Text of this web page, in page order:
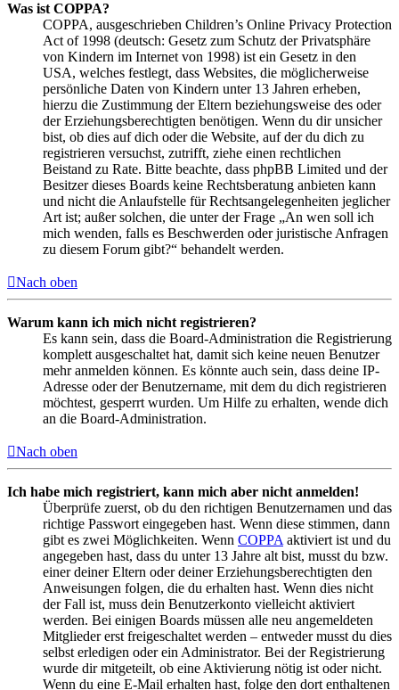
Was ist COPPA?
COPPA, ausgeschrieben Children’s Online Privacy Protection
Act of 1998 (deutsch: Gesetz zum Schutz der Privatsphäre
von Kindern im Internet von 1998) ist ein Gesetz in den
USA, welches festlegt, dass Websites, die möglicherweise
persönliche Daten von Kindern unter 13 Jahren erheben,
hierzu die Zustimmung der Eltern beziehungsweise des oder
der Erziehungsberechtigten benötigen. Wenn du dir unsicher
bist, ob dies auf dich oder die Website, auf der du dich zu
registrieren versuchst, zutrifft, ziehe einen rechtlichen
Beistand zu Rate. Bitte beachte, dass phpBB Limited und der
Besitzer dieses Boards keine Rechtsberatung anbieten kann
und nicht die Anlaufstelle für Rechtsangelegenheiten jeglicher
Art ist; außer solchen, die unter der Frage „An wen soll ich
mich wenden, falls es Beschwerden oder juristische Anfragen
zu diesem Forum gibt?“ behandelt werden.
Nach oben
Warum kann ich mich nicht registrieren?
Es kann sein, dass die Board-Administration die Registrierung
komplett ausgeschaltet hat, damit sich keine neuen Benutzer
mehr anmelden können. Es könnte auch sein, dass deine IP-
Adresse oder der Benutzername, mit dem du dich registrieren
möchtest, gesperrt wurden. Um Hilfe zu erhalten, wende dich
an die Board-Administration.
Nach oben
Ich habe mich registriert, kann mich aber nicht anmelden!
Überprüfe zuerst, ob du den richtigen Benutzernamen und das
richtige Passwort eingegeben hast. Wenn diese stimmen, dann
gibt es zwei Möglichkeiten. Wenn COPPA aktiviert ist und du
angegeben hast, dass du unter 13 Jahre alt bist, musst du bzw.
einer deiner Eltern oder deiner Erziehungsberechtigten den
Anweisungen folgen, die du erhalten hast. Wenn dies nicht
der Fall ist, muss dein Benutzerkonto vielleicht aktiviert
werden. Bei einigen Boards müssen alle neu angemeldeten
Mitglieder erst freigeschaltet werden – entweder musst du dies
selbst erledigen oder ein Administrator. Bei der Registrierung
wurde dir mitgeteilt, ob eine Aktivierung nötig ist oder nicht.
Wenn du eine E-Mail erhalten hast, folge den dort enthaltenen